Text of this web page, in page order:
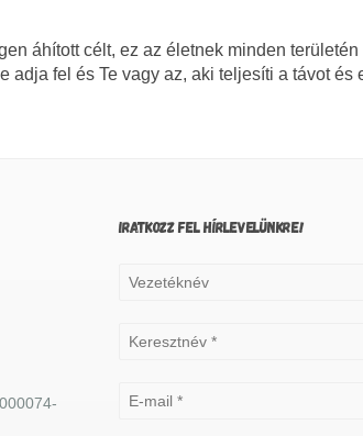
áhított célt, ez az életnek minden
adja fel és Te vagy az, aki teljesíti a távot
IRATKOZZ FEL HÍRLEVELÜNKRE!